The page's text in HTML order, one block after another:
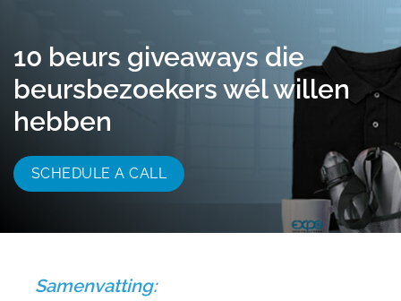
info@beursstand.nl
10 beurs giveaways die
beursbezoekers wél willen
hebben
SCHEDULE A CALL
Samenvatting: